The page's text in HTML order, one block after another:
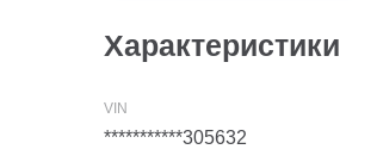
Характеристики
***********305632